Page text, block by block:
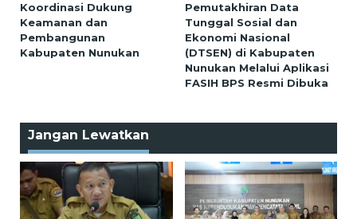
Koordinasi Dukung
Keamanan dan
Pembangunan
Kabupaten Nunukan
Pemutakhiran Data
Tunggal Sosial dan
Ekonomi Nasional
(DTSEN) di Kabupaten
Nunukan Melalui Aplikasi
FASIH BPS Resmi Dibuka
Jangan Lewatkan